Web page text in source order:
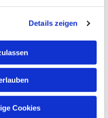
Details zeigen
Cookies